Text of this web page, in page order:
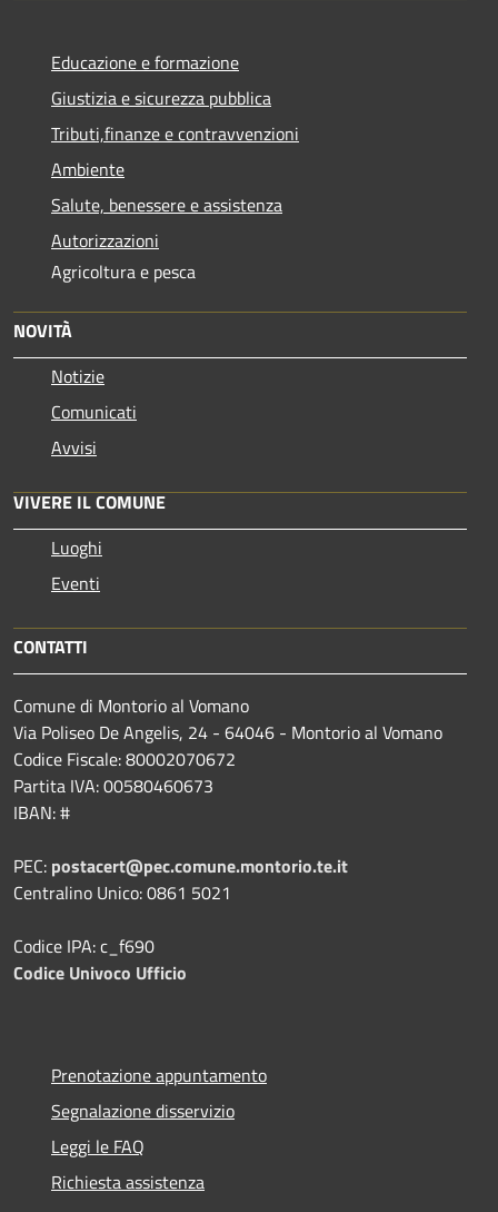
Educazione e formazione
Giustizia e sicurezza pubblica
Tributi,finanze e contravvenzioni
Ambiente
Salute, benessere e assistenza
Autorizzazioni
Agricoltura e pesca
NOVITÀ
Notizie
Comunicati
Avvisi
VIVERE IL COMUNE
Luoghi
Eventi
CONTATTI
Comune di Montorio al Vomano
Via Poliseo De Angelis, 24 - 64046 - Montorio al Vomano
Codice Fiscale: 80002070672
Partita IVA: 00580460673
IBAN: #
PEC: postacert@pec.comune.montorio.te.it
Centralino Unico: 0861 5021
Codice IPA: c_f690
Codice Univoco Ufficio
Prenotazione appuntamento
Segnalazione disservizio
Leggi le FAQ
Richiesta assistenza